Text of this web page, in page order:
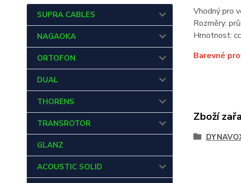
SUPRA CABLES
NAGAOKA
ORTOFON
DUAL
THORENS
TRANSROTOR
GLANZ
ACOUSTIC SOLID
Vhodný pro
Rozměry:
Hmotnost:
Barevné
Zboží